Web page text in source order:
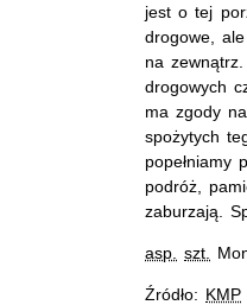
jest o tej
drogowe,
na
drogowych
ma zgody
spożytych
popełniamy
podróż,
zaburzają.
asp. szt.
Źródło: KMP